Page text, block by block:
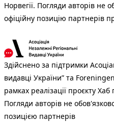
Норвегії. Погляди авторів не
офіційну позицію партнерів
Здійснено за підтримки
видавці України” та
рамках реалізації проєкту
Погляди авторів не
позицією партнерів